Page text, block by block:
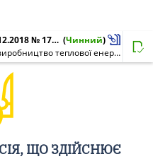
Постанова, Тарифи від 11.12.2018 № 1783 (Чинний)
Про встановлення тарифів на виробництво теплової енергії ТОВ "РІВНЕТЕПЛОЕНЕРГО"
ЩО ЗДІЙСНЮЄ